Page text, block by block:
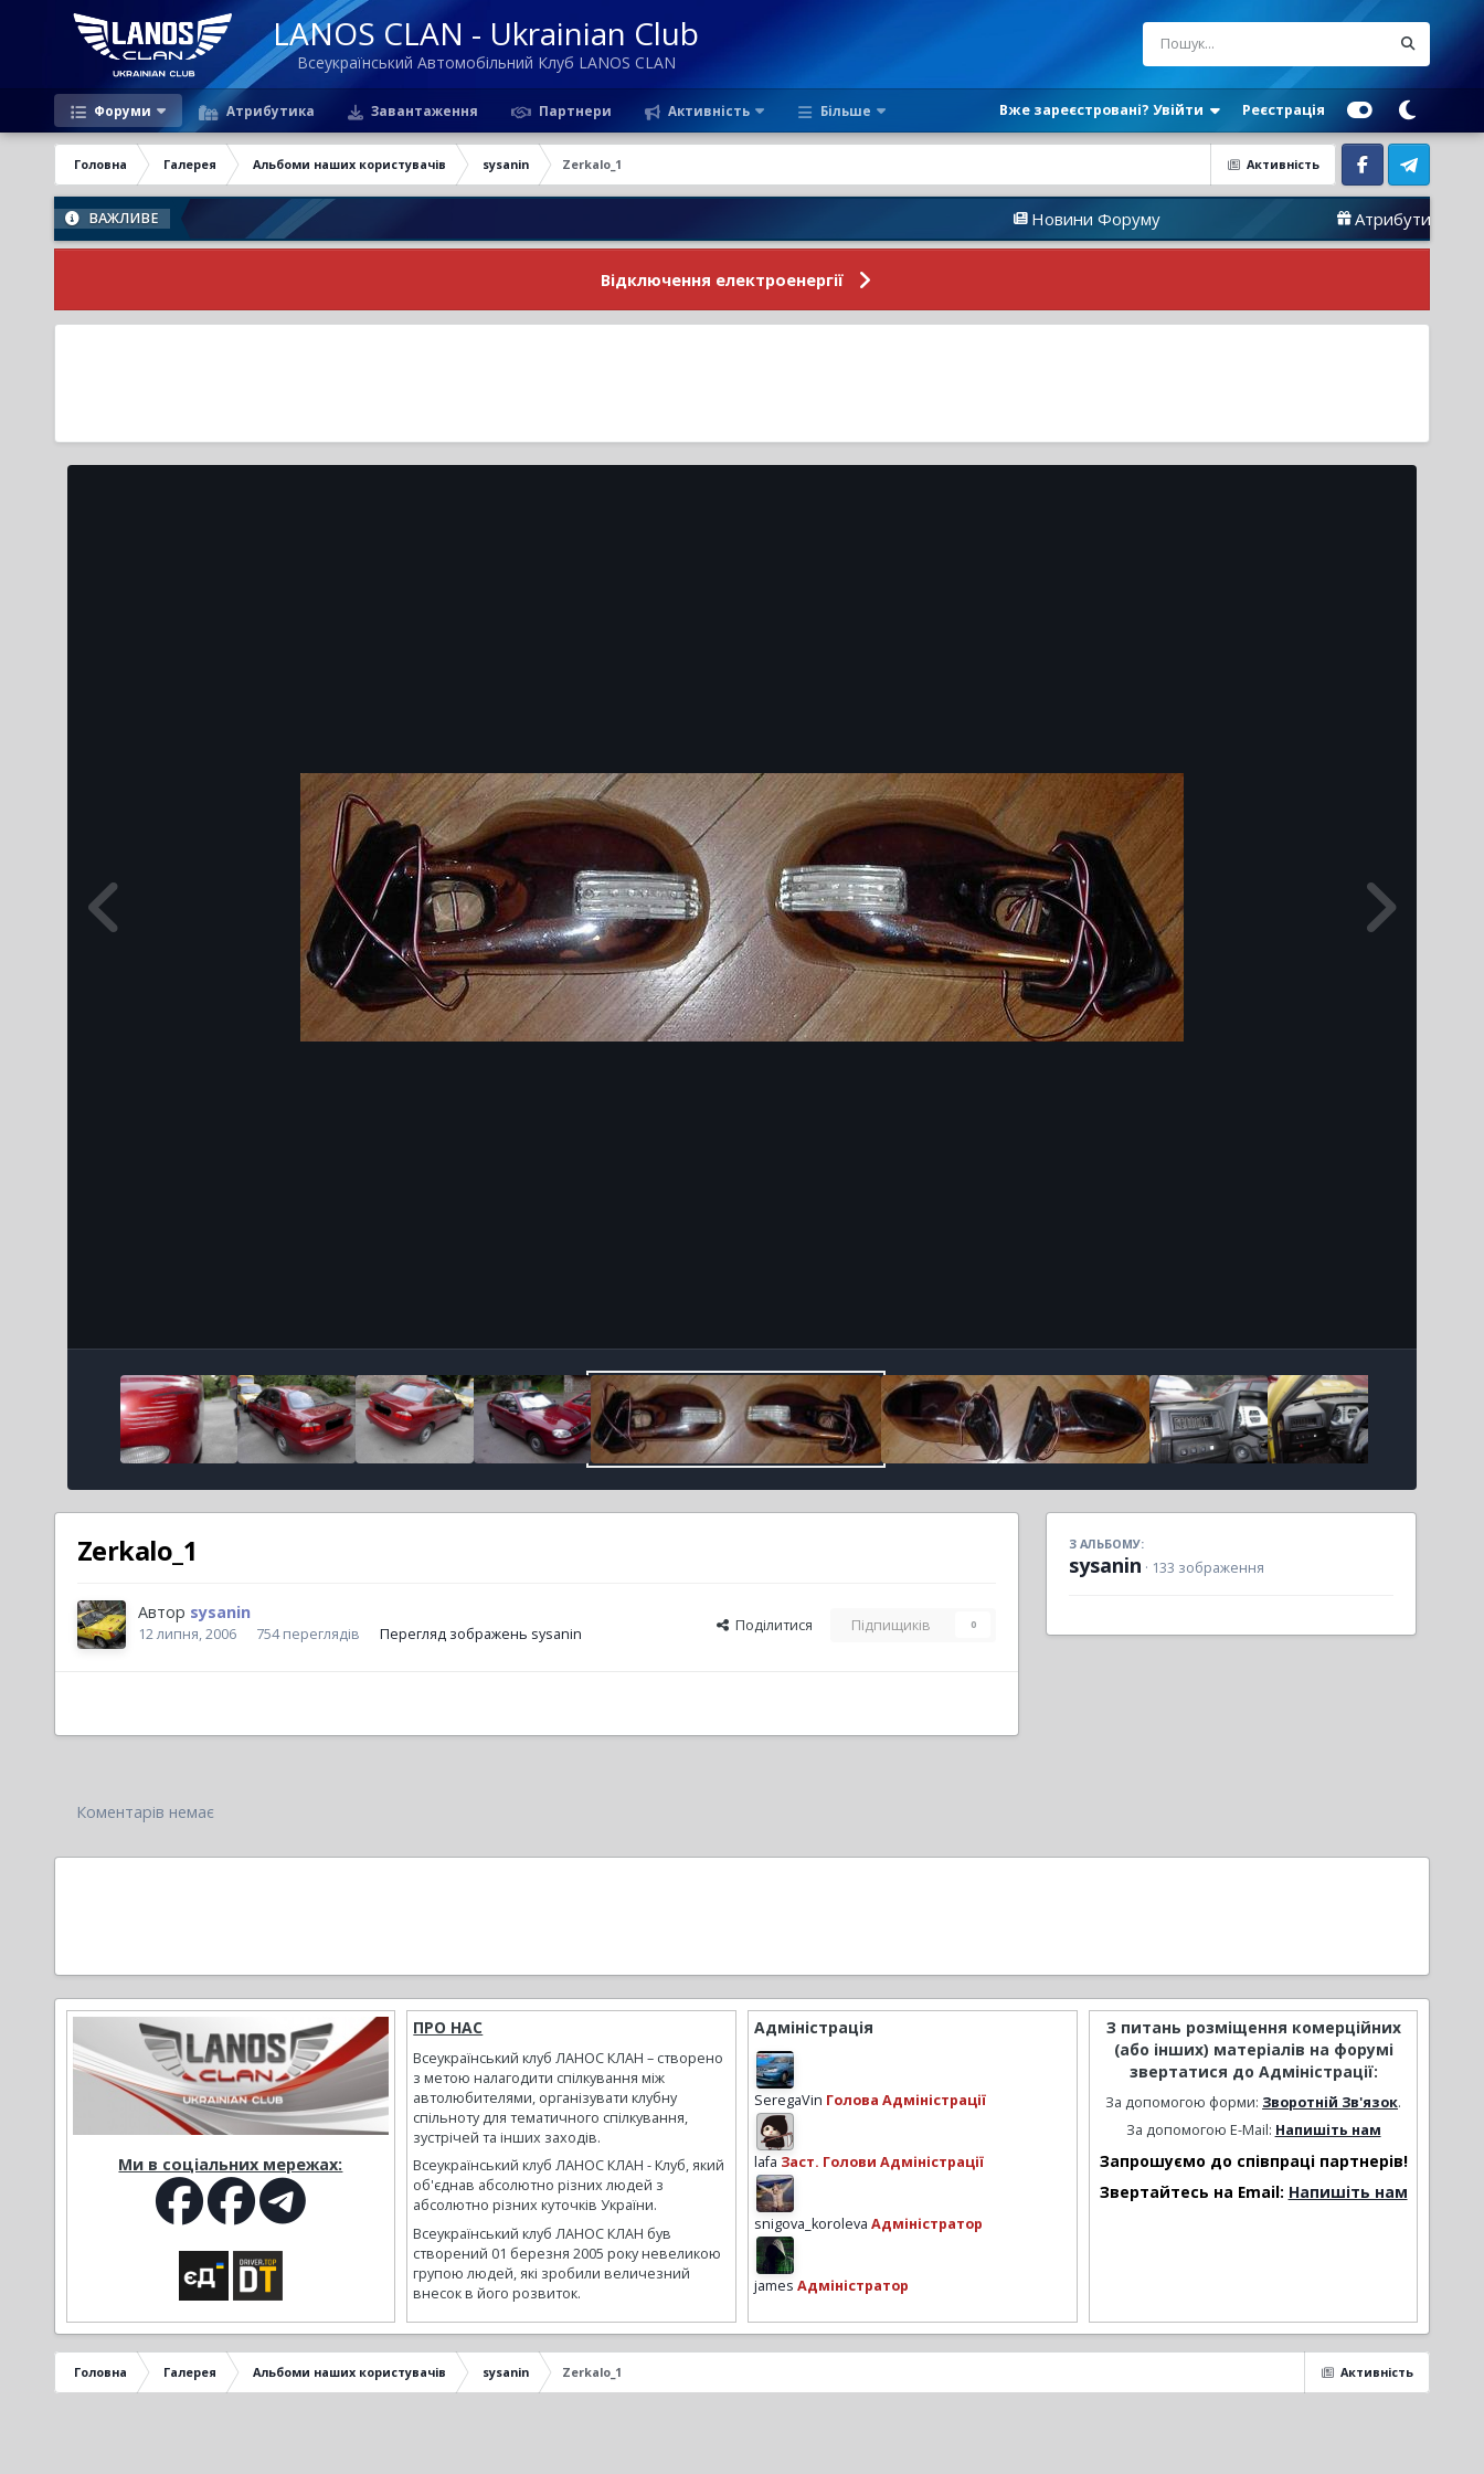
LANOS CLAN - Ukrainian Club
Всеукраїнський Автомобільний Клуб LANOS CLAN
Форуми Атрибутика Завантаження Партнери Активність Більше Вже зареєстровані? Увійти Реєстрація
Активність
Головна Галерея Альбоми наших користувачів sysanin Zerkalo_1
Facebook Telegram
ВАЖЛИВЕ Новини Форуму Атрибутика
Відключення електроенергії
Zerkalo_1
Автор sysanin
12 липня, 2006 754 переглядів Перегляд зображень sysanin Поділитися Підпищиків 0
З АЛЬБОМУ:
sysanin · 133 зображення
Коментарів немає
Ми в соціальних мережах:
ПРО НАС
Всеукраїнський клуб ЛАНОС КЛАН – створено
з метою налагодити спілкування між
автолюбителями, організувати клубну
спільноту для тематичного спілкування,
зустрічей та інших заходів.
Всеукраїнський клуб ЛАНОС КЛАН - Клуб, який
об'єднав абсолютно різних людей з
абсолютно різних куточків України.
Всеукраїнський клуб ЛАНОС КЛАН був
створений 01 березня 2005 року невеликою
групою людей, які зробили величезний
внесок в його розвиток.
Адміністрація
SeregaVin Голова Адміністрації
lafa Заст. Голови Адміністрації
snigova_koroleva Адміністратор
james Адміністратор
З питань розміщення комерційних
(або інших) матеріалів на форумі
звертатися до Адміністрації:
За допомогою форми: Зворотній Зв'язок.
За допомогою E-Mail: Напишіть нам
Запрошуємо до співпраці партнерів!
Звертайтесь на Email: Напишіть нам
Активність
Головна Галерея Альбоми наших користувачів sysanin Zerkalo_1